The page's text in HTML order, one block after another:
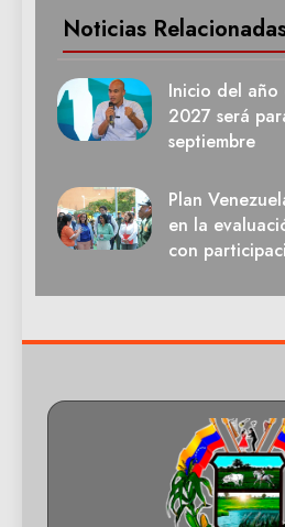
Noticias
Inicio del año
2027 será
septiembre
Plan
en la
con